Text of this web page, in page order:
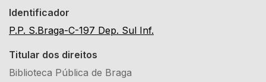
Identificador
P.P. S.Braga-C-197 Dep. Sul Inf.
Titular dos direitos
Biblioteca Pública de Braga